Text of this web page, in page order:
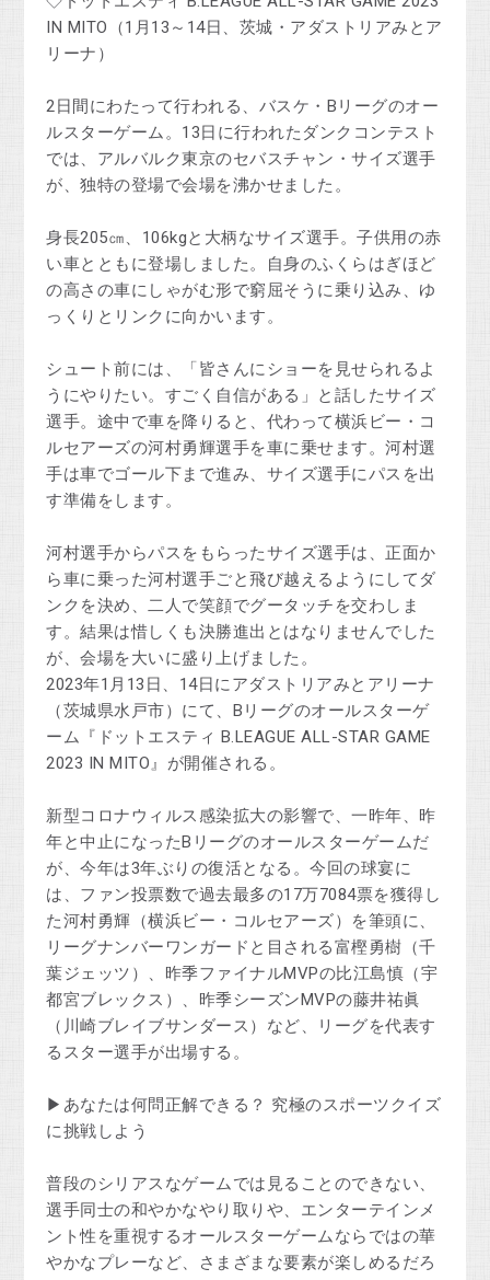
IN MITO（1月13～14日、茨城・アダストリアみとア
リーナ）
2日間にわたって行われる、バスケ・Bリーグのオー
ルスターゲーム。13日に行われたダンクコンテスト
では、アルバルク東京のセバスチャン・サイズ選手
が、独特の登場で会場を沸かせました。
身長205㎝、106kgと大柄なサイズ選手。子供用の赤
い車とともに登場しました。自身のふくらはぎほど
の高さの車にしゃがむ形で窮屈そうに乗り込み、ゆ
っくりとリンクに向かいます。
シュート前には、「皆さんにショーを見せられるよ
うにやりたい。すごく自信がある」と話したサイズ
選手。途中で車を降りると、代わって横浜ビー・コ
ルセアーズの河村勇輝選手を車に乗せます。河村選
手は車でゴール下まで進み、サイズ選手にパスを出
す準備をします。
河村選手からパスをもらったサイズ選手は、正面か
ら車に乗った河村選手ごと飛び越えるようにしてダ
ンクを決め、二人で笑顔でグータッチを交わしま
す。結果は惜しくも決勝進出とはなりませんでした
が、会場を大いに盛り上げました。
2023年1月13日、14日にアダストリアみとアリーナ
（茨城県水戸市）にて、Bリーグのオールスターゲ
ーム『ドットエスティ B.LEAGUE ALL-STAR GAME
2023 IN MITO』が開催される。
新型コロナウィルス感染拡大の影響で、一昨年、昨
年と中止になったBリーグのオールスターゲームだ
が、今年は3年ぶりの復活となる。今回の球宴に
は、ファン投票数で過去最多の17万7084票を獲得し
た河村勇輝（横浜ビー・コルセアーズ）を筆頭に、
リーグナンバーワンガードと目される富樫勇樹（千
葉ジェッツ）、昨季ファイナルMVPの比江島慎（宇
都宮ブレックス）、昨季シーズンMVPの藤井祐眞
（川崎ブレイブサンダース）など、リーグを代表す
るスター選手が出場する。
▶あなたは何問正解できる？ 究極のスポーツクイズ
に挑戦しよう
普段のシリアスなゲームでは見ることのできない、
選手同士の和やかなやり取りや、エンターテインメ
ント性を重視するオールスターゲームならではの華
やかなプレーなど、さまざまな要素が楽しめるだろ